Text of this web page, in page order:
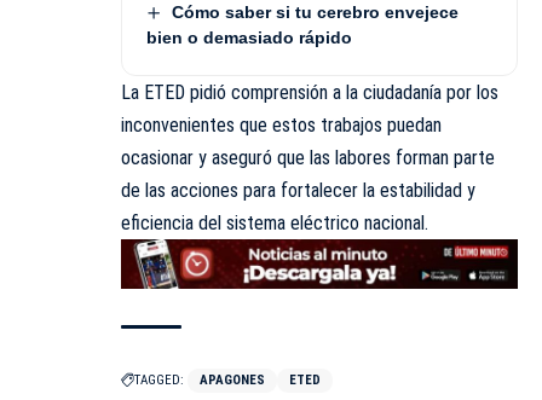
Cómo saber si tu cerebro envejece
bien o demasiado rápido
La ETED pidió comprensión a la ciudadanía por los
inconvenientes que estos trabajos puedan
ocasionar y aseguró que las labores forman parte
de las acciones para fortalecer la estabilidad y
eficiencia del sistema eléctrico nacional.
TAGGED: APAGONES ETED